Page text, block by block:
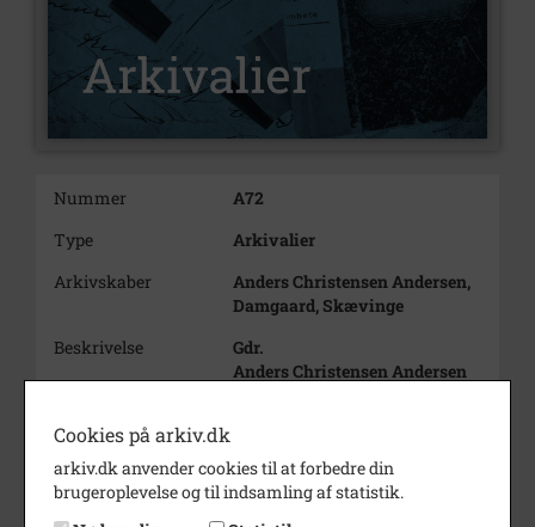
Nummer
A72
Type
Arkivalier
Arkivskaber
Anders Christensen Andersen,
Damgaard, Skævinge
Beskrivelse
Gdr.
Anders Christensen Andersen
g.m. Berta Sofie Sylvest
Født/stiftet
Cookies på arkiv.dk
arkiv.dk anvender cookies til at forbedre din
brugeroplevelse og til indsamling af statistik.